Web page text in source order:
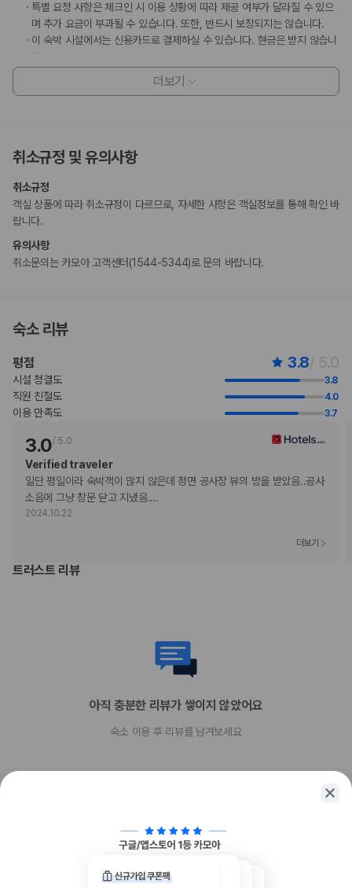
특별 요청 사항은 체크인 시 이용 상황에 따라 제공 여부가 달라질 수 있으
며 추가 요금이 부과될 수 있습니다. 또한, 반드시 보장되지는 않습니다.
이 숙박 시설에서는 신용카드로 결제하실 수 있습니다. 현금은 받지 않습니
이 숙박 시설은 안전을 위해 연기 감지기 등을 갖추고 있습니다.
고객 정책과 문화적 기준이나 규범은 국가 및 숙박 시설에 따라 다를 수 있
부가 정보
추가 안내사항
간이/추가 침대 이용 불가
기타 선택사항
뷔페아침 식사 요금: 성인 KRW 15000, 어린이 KRW 9000(대략적인 금
액)
현장 결제 유형 및 수단
Visa
직불카드 결제 불가
현금 결제 불가
Discover
American Express
JCB International
Mastercard
반려동물
장애인 안내 동물 동반 가능
장애인 안내 동물은 요금 및 제한 사항이 면제됩니다.
반려동물 동반 불가
더보기
취소규정 및 유의사항
취소규정
객실 상품에 따라 취소규정이 다르므로, 자세한 사항은 객실정보를 통해 확인 바
랍니다.
유의사항
취소문의는 카모아 고객센터(1544-5344)로 문의 바랍니다.
숙소 리뷰
평점 3.8/ 5.0
시설 청결도 3.8
직원 친절도 4.0
이용 만족도 3.7
3.0/ 5.0
Verified traveler
일단 평일이라 숙박객이 많지 않은데 정면 공사장 뷰의 방을 받았음..공사
소음에 그냥 창문 닫고 지냈음.…
2024.10.22
더보기
트러스트 리뷰
아직 충분한 리뷰가 쌓이지 않았어요
숙소 이용 후 리뷰를 남겨보세요
함께 가는 친구에게 정보를 공유해보세요